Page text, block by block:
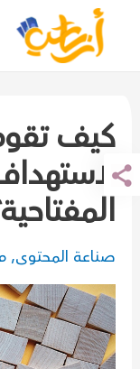
تخطي
كيف
صناعة المحتوى,